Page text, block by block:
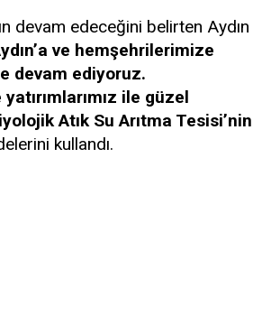
devam edeceğini belirten Aydın
ve hemşehrilerimize
devam ediyoruz.
ile güzel
Atık Su Arıtma Tesisi’nin
kullandı.